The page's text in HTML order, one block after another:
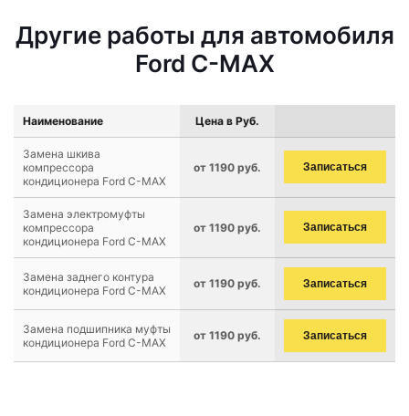
Другие работы для автомобиля
Ford C-MAX
Наименование Цена в Руб.
Замена шкива
компрессора
кондиционера Ford C-MAX
от 1190 руб. Записаться
Замена электромуфты
компрессора
кондиционера Ford C-MAX
от 1190 руб. Записаться
Замена заднего контура
кондиционера Ford C-MAX
от 1190 руб. Записаться
Замена подшипника муфты
кондиционера Ford C-MAX
от 1190 руб. Записаться